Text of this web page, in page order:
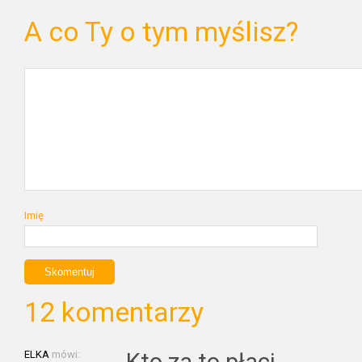
A co Ty o tym myślisz?
Imię
12 komentarzy
ELKA mówi: